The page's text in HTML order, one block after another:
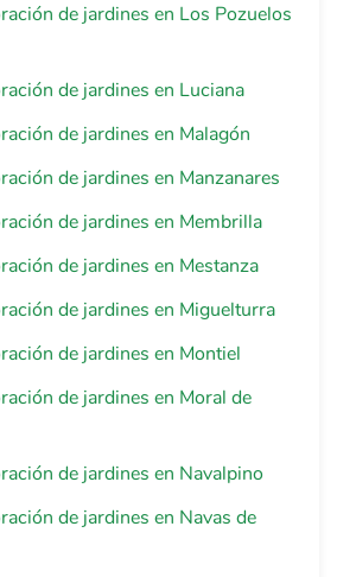
de jardines en Los Pozuelos
de jardines en Luciana
de jardines en Malagón
de jardines en Manzanares
de jardines en Membrilla
de jardines en Mestanza
de jardines en Miguelturra
de jardines en Montiel
de jardines en Moral de
de jardines en Navalpino
de jardines en Navas de